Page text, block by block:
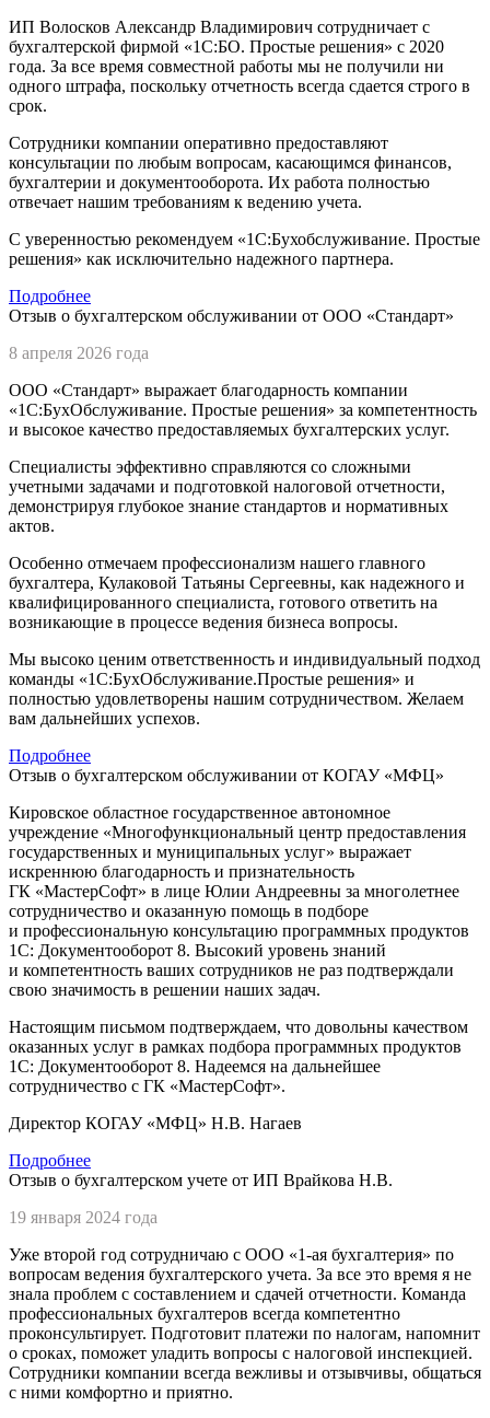
ИП Волосков Александр Владимирович сотрудничает с
бухгалтерской фирмой «1С:БО. Простые решения» с 2020
года. За все время совместной работы мы не получили ни
одного штрафа, поскольку отчетность всегда сдается строго в
срок.
Сотрудники компании оперативно предоставляют
консультации по любым вопросам, касающимся финансов,
бухгалтерии и документооборота. Их работа полностью
отвечает нашим требованиям к ведению учета.
С уверенностью рекомендуем «1С:Бухобслуживание. Простые
решения» как исключительно надежного партнера.
Подробнее
Отзыв о бухгалтерском обслуживании от ООО «Стандарт»
8 апреля 2026 года
ООО «Стандарт» выражает благодарность компании
«1С:БухОбслуживание. Простые решения» за компетентность
и высокое качество предоставляемых бухгалтерских услуг.
Специалисты эффективно справляются со сложными
учетными задачами и подготовкой налоговой отчетности,
демонстрируя глубокое знание стандартов и нормативных
актов.
Особенно отмечаем профессионализм нашего главного
бухгалтера, Кулаковой Татьяны Сергеевны, как надежного и
квалифицированного специалиста, готового ответить на
возникающие в процессе ведения бизнеса вопросы.
Мы высоко ценим ответственность и индивидуальный подход
команды «1С:БухОбслуживание.Простые решения» и
полностью удовлетворены нашим сотрудничеством. Желаем
вам дальнейших успехов.
Подробнее
Отзыв о бухгалтерском обслуживании от КОГАУ «МФЦ»
Кировское областное государственное автономное
учреждение «Многофункциональный центр предоставления
государственных и муниципальных услуг» выражает
искреннюю благодарность и признательность
ГК «МастерСофт» в лице Юлии Андреевны за многолетнее
сотрудничество и оказанную помощь в подборе
и профессиональную консультацию программных продуктов
1С: Документооборот 8. Высокий уровень знаний
и компетентность ваших сотрудников не раз подтверждали
свою значимость в решении наших задач.
Настоящим письмом подтверждаем, что довольны качеством
оказанных услуг в рамках подбора программных продуктов
1С: Документооборот 8. Надеемся на дальнейшее
сотрудничество с ГК «МастерСофт».
Директор КОГАУ «МФЦ» Н.В. Нагаев
Подробнее
Отзыв о бухгалтерском учете от ИП Врайкова Н.В.
19 января 2024 года
Уже второй год сотрудничаю с ООО «1-ая бухгалтерия» по
вопросам ведения бухгалтерского учета. За все это время я не
знала проблем с составлением и сдачей отчетности. Команда
профессиональных бухгалтеров всегда компетентно
проконсультирует. Подготовит платежи по налогам, напомнит
о сроках, поможет уладить вопросы с налоговой инспекцией.
Сотрудники компании всегда вежливы и отзывчивы, общаться
с ними комфортно и приятно.